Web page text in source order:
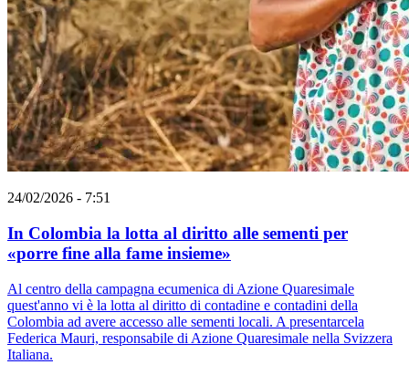
24/02/2026 - 7:51
In Colombia la lotta al diritto alle sementi per
«porre fine alla fame insieme»
Al centro della campagna ecumenica di Azione Quaresimale
quest'anno vi è la lotta al diritto di contadine e contadini della
Colombia ad avere accesso alle sementi locali. A presentarcela
Federica Mauri, responsabile di Azione Quaresimale nella Svizzera
Italiana.